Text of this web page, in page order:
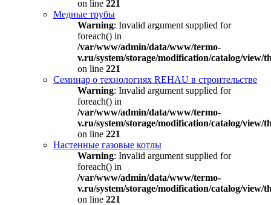
on line 221
Медные трубы
Warning: Invalid argument supplied for
foreach() in
/var/www/admin/data/www/termo-
v.ru/system/storage/modification/catalog/view/
on line 221
Семинар о технологиях REHAU в строительстве
Warning: Invalid argument supplied for
foreach() in
/var/www/admin/data/www/termo-
v.ru/system/storage/modification/catalog/view/
on line 221
Настенные газовые котлы
Warning: Invalid argument supplied for
foreach() in
/var/www/admin/data/www/termo-
v.ru/system/storage/modification/catalog/view/
on line 221